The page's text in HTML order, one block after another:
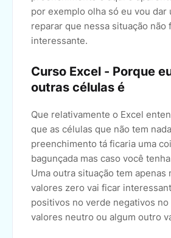
por exemplo olha só eu vou dar
reparar que nessa situação não
interessante.
Curso Excel - Porque
outras células é
Que relativamente o Excel
que as células que não tem
preenchimento tá ficaria uma
bagunçada mas caso você
Uma outra situação tem apenas
valores zero vai ficar
positivos no verde negativos
valores neutro ou algum outro